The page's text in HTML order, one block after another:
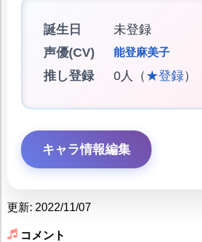
誕生日
未登録
声優(CV)
能登麻美子
推し登録 0人（ ★登録）
キャラ情報編集
更新: 2022/11/07
コメント